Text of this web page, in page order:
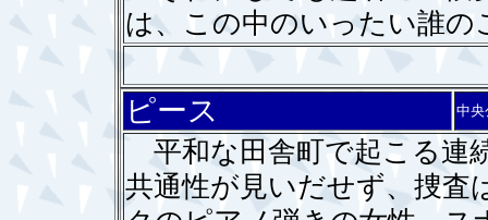
は、この中のいったい誰
ピース 中央
平和な田舎町で起こる連
共通性が見いだせず、捜査